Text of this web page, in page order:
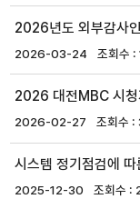
2026년도 외부감사
2026-03-24
2026 대전MBC 시청
2026-02-27
시스템 정기점검에
2025-12-30